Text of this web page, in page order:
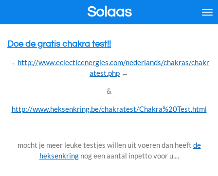
de
Solaas
Doe de gratis chakra test!!
→ http://www.eclecticenergies.com/nederlands/chakras/chakr
atest.php ←
&
http://www.heksenkring.be/chakratest/Chakra%20Test.html
mocht je meer leuke testjes willen uit voeren dan heeft de
heksenkringnog een aantal inpetto voor u....